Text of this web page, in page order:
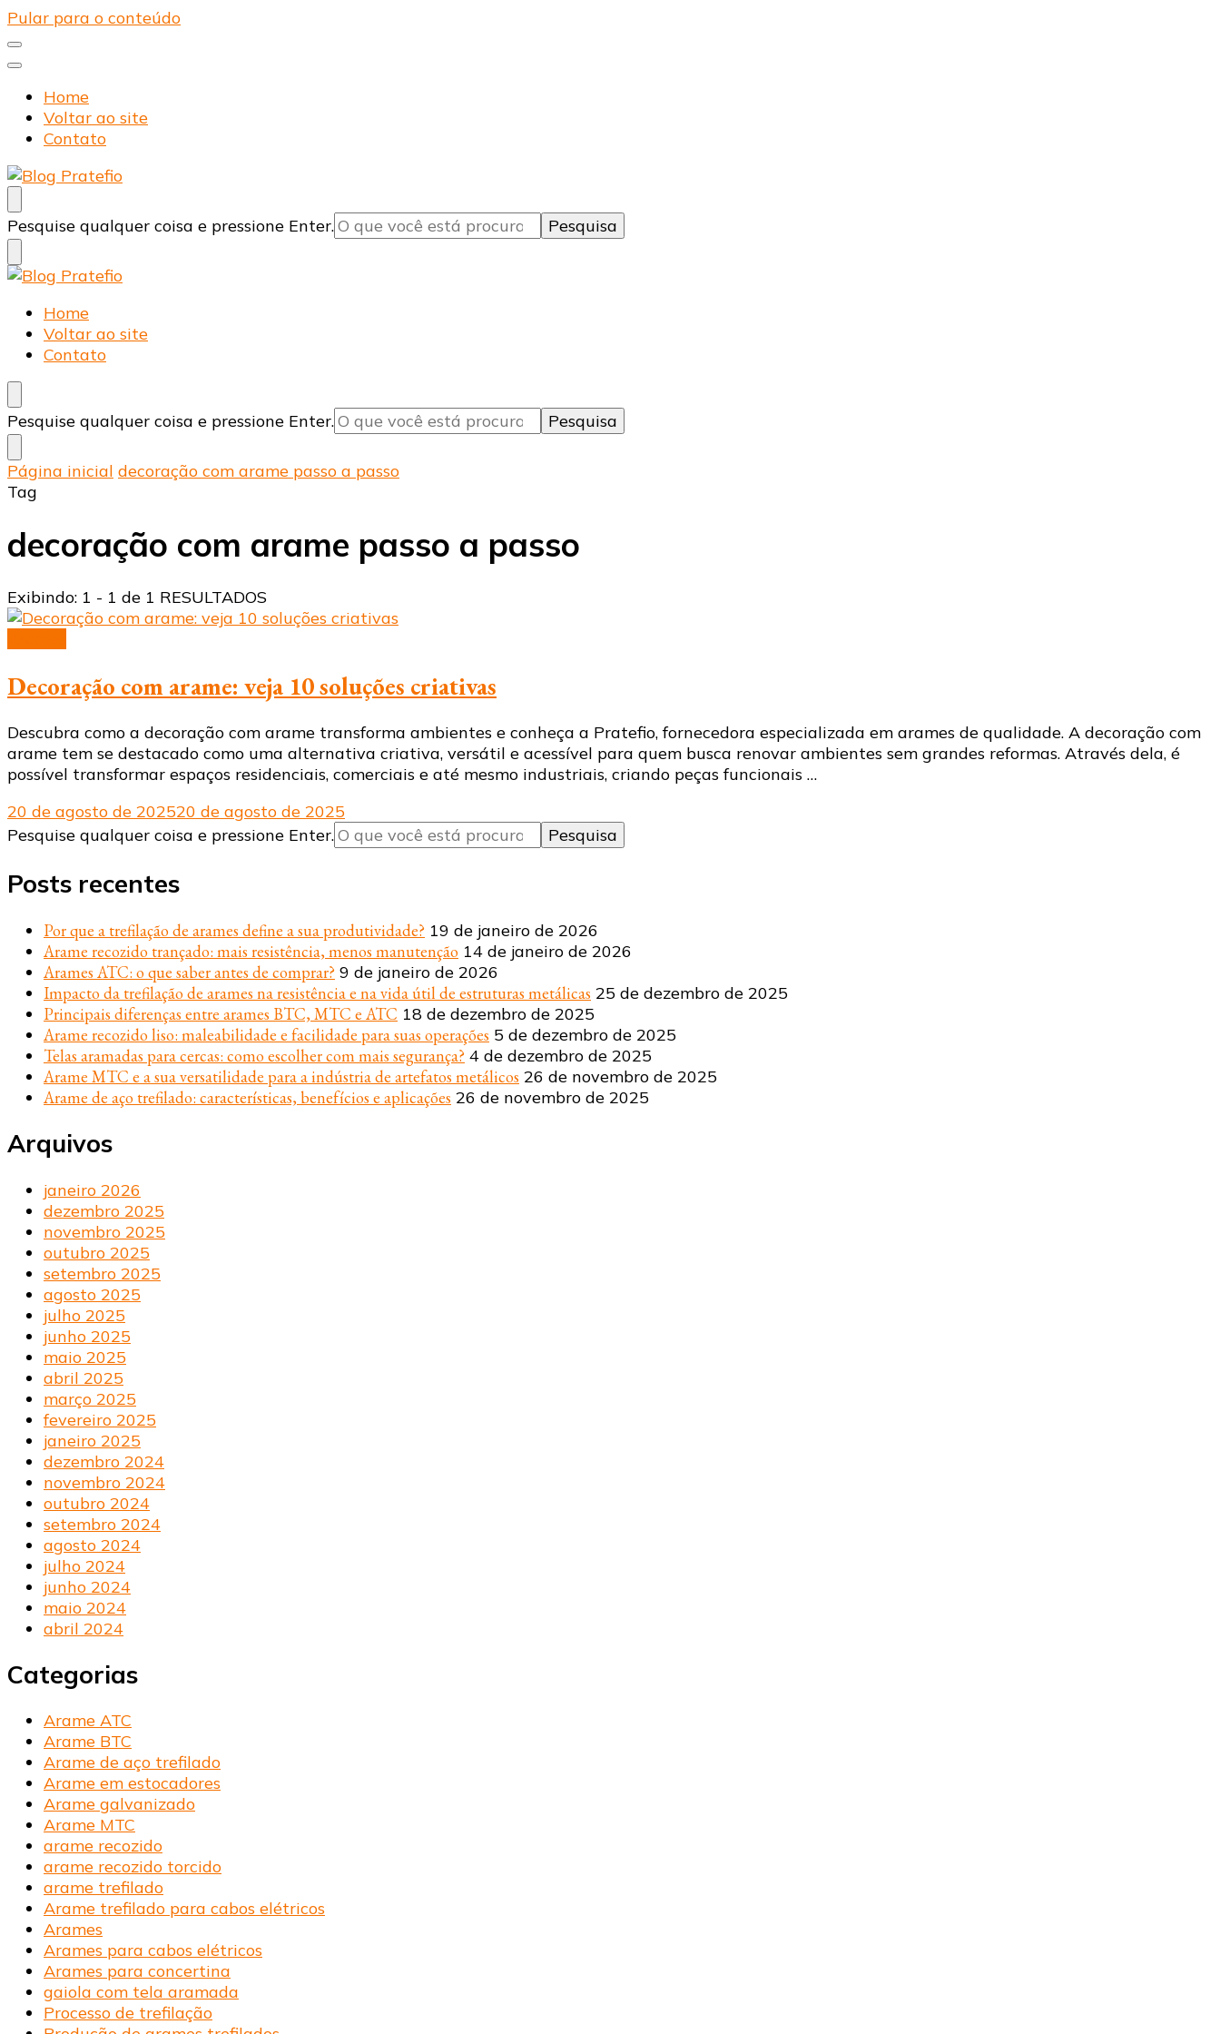
Pular para o conteúdo
Home
Voltar ao site
Contato
Blog Pratefio
Arames e Telas de Qualidade
Procurando
algo?
Pesquise qualquer coisa e pressione Enter.
Blog Pratefio
Arames e Telas de Qualidade
Home
Voltar ao site
Contato
Procurando
algo?
Pesquise qualquer coisa e pressione Enter.
Página inicial decoração com arame passo a passo
Tag
decoração com arame passo a passo
Exibindo: 1 - 1 de 1 RESULTADOS
Decoração com arame: veja 10 soluções criativas
Descubra como a decoração com arame transforma ambientes e conheça a Pratefio, fornecedora especializada em arames de qualidade. A decoração com
arame tem se destacado como uma alternativa criativa, versátil e acessível para quem busca renovar ambientes sem grandes reformas. Através dela, é
possível transformar espaços residenciais, comerciais e até mesmo industriais, criando peças funcionais …
20 de agosto de 202520 de agosto de 2025
Procurando
Pesquise qualquer coisa e pressione Enter.
Posts recentes
Por que a trefilação de arames define a sua produtividade? 19 de janeiro de 2026
Arame recozido trançado: mais resistência, menos manutenção 14 de janeiro de 2026
Arames ATC: o que saber antes de comprar? 9 de janeiro de 2026
Impacto da trefilação de arames na resistência e na vida útil de estruturas metálicas 25 de dezembro de 2025
Principais diferenças entre arames BTC, MTC e ATC 18 de dezembro de 2025
Arame recozido liso: maleabilidade e facilidade para suas operações 5 de dezembro de 2025
Telas aramadas para cercas: como escolher com mais segurança? 4 de dezembro de 2025
Arame MTC e a sua versatilidade para a indústria de artefatos metálicos 26 de novembro de 2025
Arame de aço trefilado: características, benefícios e aplicações 26 de novembro de 2025
Arquivos
janeiro 2026
dezembro 2025
novembro 2025
outubro 2025
setembro 2025
agosto 2025
julho 2025
junho 2025
maio 2025
abril 2025
março 2025
fevereiro 2025
janeiro 2025
dezembro 2024
novembro 2024
outubro 2024
setembro 2024
agosto 2024
julho 2024
junho 2024
maio 2024
abril 2024
Categorias
Arame ATC
Arame BTC
Arame de aço trefilado
Arame em estocadores
Arame galvanizado
Arame MTC
arame recozido
arame recozido torcido
arame trefilado
Arame trefilado para cabos elétricos
Arames
Arames para cabos elétricos
Arames para concertina
gaiola com tela aramada
Processo de trefilação